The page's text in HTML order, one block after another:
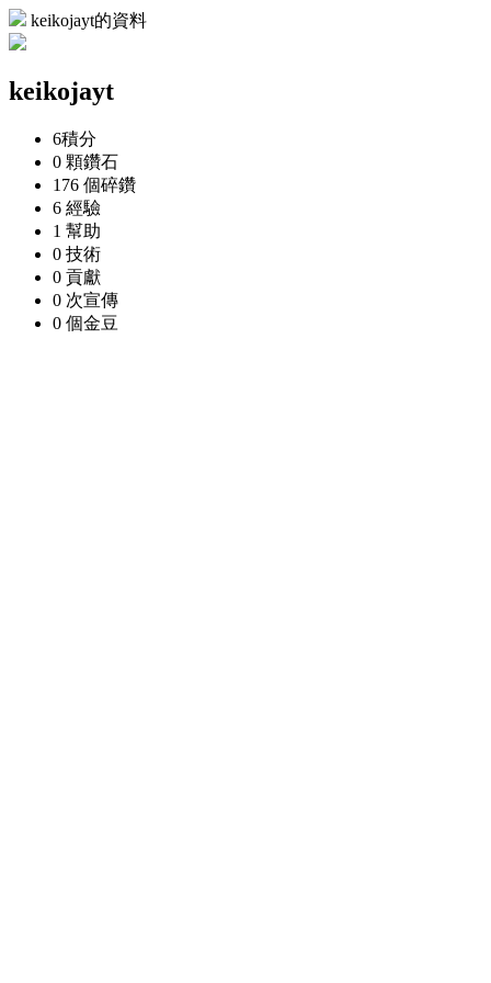
keikojayt的資料
keikojayt
6積分
0 顆鑽石
176 個碎鑽
6 經驗
1 幫助
0 技術
0 貢獻
0 次宣傳
0 個金豆